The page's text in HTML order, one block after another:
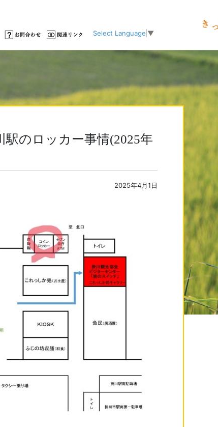
Select Language ▼
駅のロッカー事情(2025年
2025年4月1日